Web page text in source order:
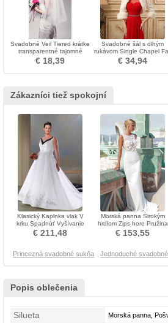
Svadobné Veil Tiered krátke
transparentné tajomné
Glamour Spring
€ 18,39
Svadobné šál s dlhým
rukávom Single Chapel
Fur
€ 34,94
Zákazníci tiež spokojní
Klasický Kaplnka vlak V
krku Spadnúť Vyšívanie
Svadobné šaty
€ 211,48
Morská panna Širokým
hrdlom Zips hore Pružina
Dlhé Svadobné šaty
€ 153,55
Princezná svadobné sukňa Jednoduché
Popis oblečenia
Silueta Morská panna,